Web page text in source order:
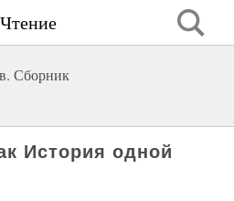
Сборник
История одной